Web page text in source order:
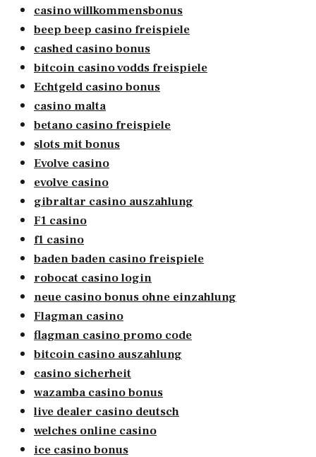
casino willkommensbonus
beep beep casino freispiele
cashed casino bonus
bitcoin casino vodds freispiele
Echtgeld casino bonus
casino malta
betano casino freispiele
slots mit bonus
Evolve casino
evolve casino
gibraltar casino auszahlung
F1 casino
f1 casino
baden baden casino freispiele
robocat casino login
neue casino bonus ohne einzahlung
Flagman casino
flagman casino promo code
bitcoin casino auszahlung
casino sicherheit
wazamba casino bonus
live dealer casino deutsch
welches online casino
ice casino bonus